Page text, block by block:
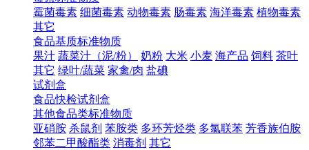
霉菌毒素 细菌毒素 动物毒素 肠毒素 海洋毒素 植物毒素
其它
食品基质标准物质
果汁 蔬菜汁（泥/粉） 奶粉 大米 小麦 海产品 饲料 茶叶
其它 绿叶/蔬菜 家禽/肉 盐碘
试剂盒
食品快检试剂盒
其他食品类标准物质
亚硝胺 杀鼠剂 苯胺类 多环芳烃类 多氯联苯 芳香族伯胺
邻苯二甲酸酯类 消毒剂 其它